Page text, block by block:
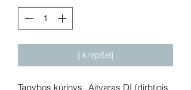
Į krepšelį
Tapybos kūrinys „Aitvaras DI (dirbtinis